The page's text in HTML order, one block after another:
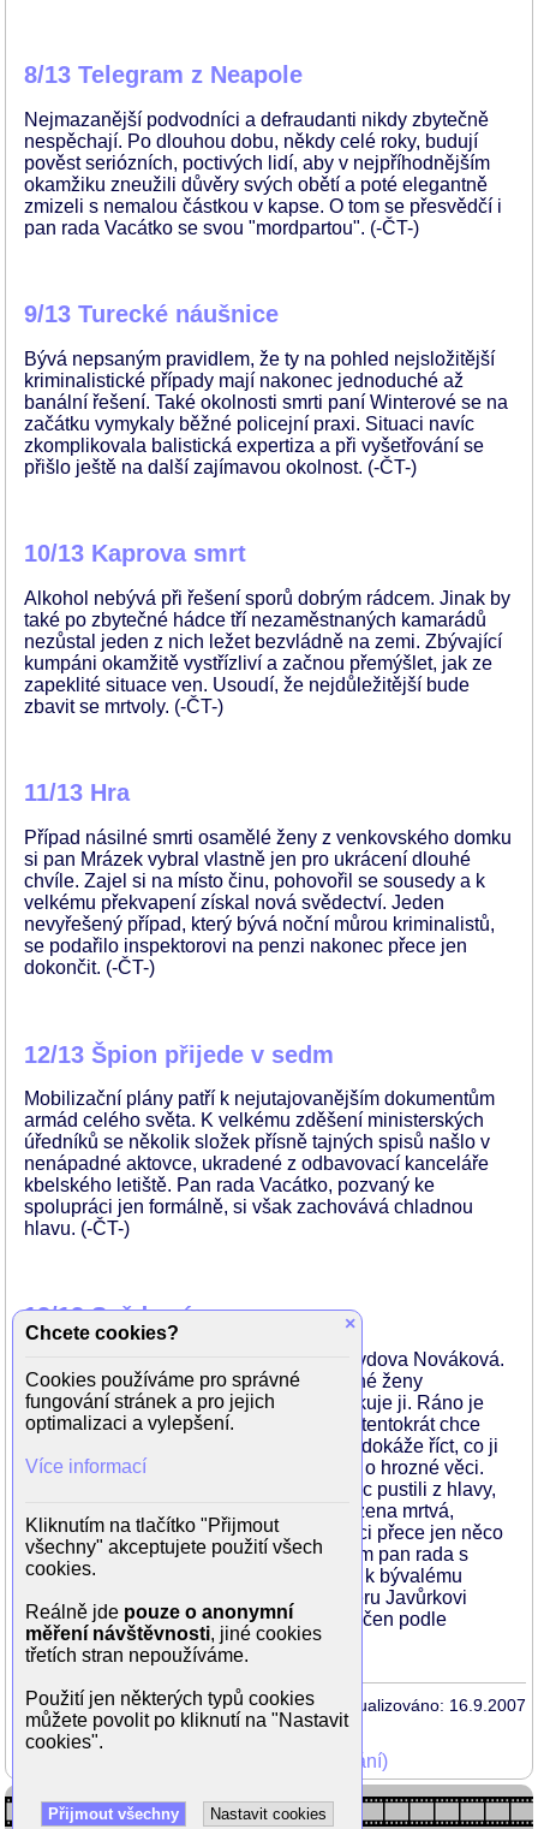
8/13 Telegram z Neapole
Nejmazanější podvodníci a defraudanti nikdy zbytečně
nespěchají. Po dlouhou dobu, někdy celé roky, budují
pověst seriózních, poctivých lidí, aby v nejpříhodnějším
okamžiku zneužili důvěry svých obětí a poté elegantně
zmizeli s nemalou částkou v kapse. O tom se přesvědčí i
pan rada Vacátko se svou "mordpartou". (-ČT-)
9/13 Turecké náušnice
Bývá nepsaným pravidlem, že ty na pohled nejsložitější
kriminalistické případy mají nakonec jednoduché až
banální řešení. Také okolnosti smrti paní Winterové se na
začátku vymykaly běžné policejní praxi. Situaci navíc
zkomplikovala balistická expertiza a při vyšetřování se
přišlo ještě na další zajímavou okolnost. (-ČT-)
10/13 Kaprova smrt
Alkohol nebývá při řešení sporů dobrým rádcem. Jinak by
také po zbytečné hádce tří nezaměstnaných kamarádů
nezůstal jeden z nich ležet bezvládně na zemi. Zbývající
kumpáni okamžitě vystřízliví a začnou přemýšlet, jak ze
zapeklité situace ven. Usoudí, že nejdůležitější bude
zbavit se mrtvoly. (-ČT-)
11/13 Hra
Případ násilné smrti osamělé ženy z venkovského domku
si pan Mrázek vybral vlastně jen pro ukrácení dlouhé
chvíle. Zajel si na místo činu, pohovořil se sousedy a k
velkému překvapení získal nová svědectví. Jeden
nevyřešený případ, který bývá noční můrou kriminalistů,
se podařilo inspektorovi na penzi nakonec přece jen
dokončit. (-ČT-)
12/13 Špion přijede v sedm
Mobilizační plány patří k nejutajovanějším dokumentům
armád celého světa. K velkému zděšení ministerských
úředníků se několik složek přísně tajných spisů našlo v
nenápadné aktovce, ukradené z odbavovací kanceláře
kbelského letiště. Pan rada Vacátko, pozvaný ke
spolupráci jen formálně, si však zachovává chladnou
hlavu. (-ČT-)
13/13 Svědomí
Neočekávaně v noci přichází na čtyřku vdova Nováková.
Službu má pan Brůžek, jenže ze zmatené ženy
nedostane kloudného slova a vypoklonkuje ji. Ráno je
ovšem paní Nováková na čtyřce znovu, tentokrát chce
mluvit s panem radou. Ani jemu však nedokáže říct, co ji
na kriminálku přivádí, mluví jen neurčitě o hrozné věci.
Pan rada s panem Brůžkem by celou věc pustili z hlavy,
jenže za pár dní je paní Nováková nalezena mrtvá,
skočila pod vlak. Že by na té strašné věci přece jen něco
bylo? Vyšetřování se v tajnosti ujímá sám pan rada s
panem Brůžkem. Zdá se, že stopa vede k bývalému
podnájemníkovi paní Novákové, štukatéru Javůrkovi
(Josef Bek). Příběh z roku 1928 byl natočen podle
skutečné události. (-k-)
Aktualizováno: 16.9.2007
Mohli jste vidět v TV (zobrazit starší vysílání)
×
Chcete cookies?
Cookies používáme pro správné
fungování stránek a pro jejich
optimalizaci a vylepšení.
Více informací
Kliknutím na tlačítko "Přijmout
všechny" akceptujete použití všech
cookies.
Reálně jde pouze o anonymní
měření návštěvnosti, jiné cookies
třetích stran nepoužíváme.
Použití jen některých typů cookies
můžete povolit po kliknutí na "Nastavit
cookies".
Přijmout všechny Nastavit cookies